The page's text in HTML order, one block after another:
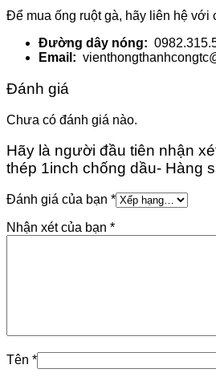
Để mua ống ruột gà, hãy liên hệ với
Đường dây nóng:
Email:
Đánh giá
Chưa có đánh giá nào.
Hãy là người đầu tiên nhận
thép 1inch chống dầu- Hàng
Đánh giá của bạn *
Nhận xét của bạn *
Tên *